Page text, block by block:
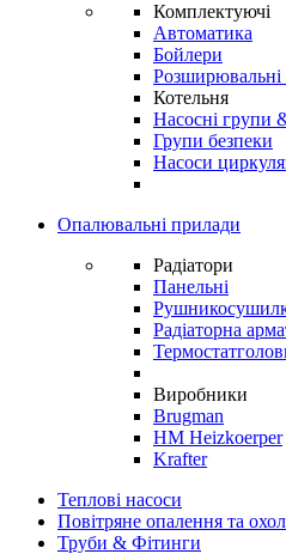
Комплектуючі
Автоматика
Бойлери
Розширювальні
Котельня
Насосні групи
Групи безпеки
Насоси
Опалювальні прилади
Радіатори
Панельні
Радіаторна
Виробники
Brugman
HM Heizkoerper
Krafter
Теплові насоси
Повітряне опалення та
Труби & Фітинги